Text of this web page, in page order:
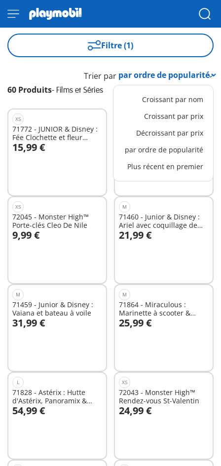
Filtre (1)
60 Produits- Films et Séries
Trier par
Croissant par nom
Croissant par prix
Décroissant par prix
par ordre de popularité
Plus récent en premier
XS
71772 - JUNIOR & Disney :
Fée Clochette et fleur
flottante
15,99 €
Au panier
71458 - Junior & Disney :
Tourelle de Belle avec
43,99 €
Au panier
XS
72045 - Monster High™
Porte-clés Cleo De Nile
9,99 €
Au panier
M
71460 - Junior & Disney :
Ariel avec coquillage de
bain
21,99 €
Au panier
M
71459 - Junior & Disney :
Vaiana et bateau à voile
31,99 €
Au panier
M
71864 - Miraculous :
Marinette à scooter &
Kagami
25,99 €
Au panier
L
71828 - Astérix : Hutte
d'Astérix, Panoramix &
accessoires
54,99 €
Au panier
XS
72043 - Monster High™
Rendez-vous St-Valentin
24,99 €
Au panier